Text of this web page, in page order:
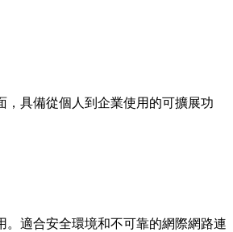
，具備從個人到企業使用的可擴展功
。適合安全環境和不可靠的網際網路連